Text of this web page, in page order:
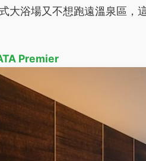
大浴場又不想跑遠溫泉區，
Premier